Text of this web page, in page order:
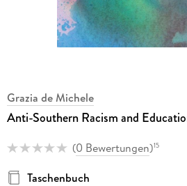
Grazia de Michele
Anti-Southern Racism and
(0 Bewertungen)15
Taschenbuch